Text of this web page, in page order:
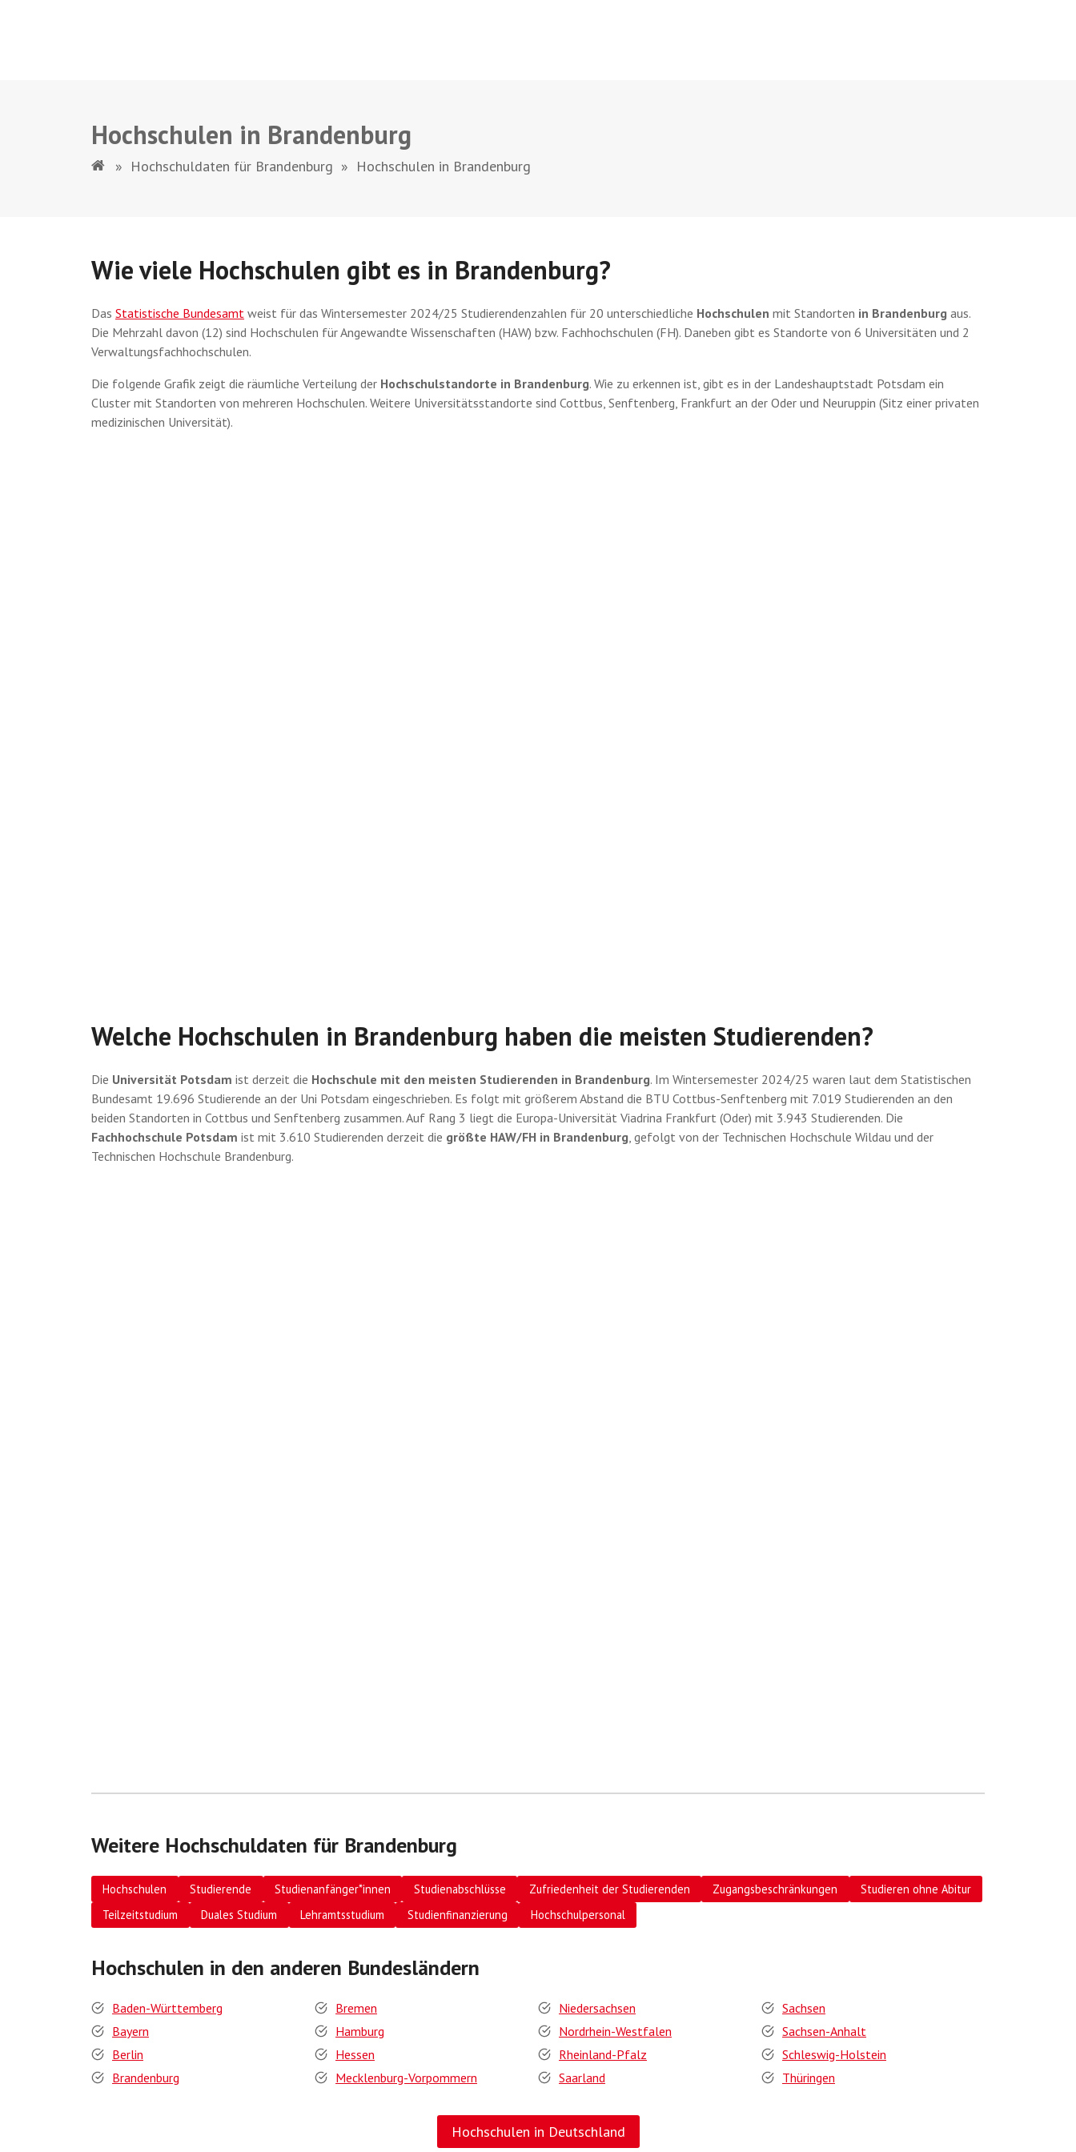
Hochschulen in Brandenburg
» Hochschuldaten für Brandenburg » Hochschulen in Brandenburg
Wie viele Hochschulen gibt es in Brandenburg?
Das Statistische Bundesamt weist für das Wintersemester 2024/25 Studierendenzahlen für 20 unterschiedliche Hochschulen mit Standorten in Brandenburg aus.
Die Mehrzahl davon (12) sind Hochschulen für Angewandte Wissenschaften (HAW) bzw. Fachhochschulen (FH). Daneben gibt es Standorte von 6 Universitäten und 2
Verwaltungsfachhochschulen.
Die folgende Grafik zeigt die räumliche Verteilung der Hochschulstandorte in Brandenburg. Wie zu erkennen ist, gibt es in der Landeshauptstadt Potsdam ein
Cluster mit Standorten von mehreren Hochschulen. Weitere Universitätsstandorte sind Cottbus, Senftenberg, Frankfurt an der Oder und Neuruppin (Sitz einer privaten
medizinischen Universität).
Welche Hochschulen in Brandenburg haben die meisten Studierenden?
Die Universität Potsdam ist derzeit die Hochschule mit den meisten Studierenden in Brandenburg. Im Wintersemester 2024/25 waren laut dem Statistischen
Bundesamt 19.696 Studierende an der Uni Potsdam eingeschrieben. Es folgt mit größerem Abstand die BTU Cottbus-Senftenberg mit 7.019 Studierenden an den
beiden Standorten in Cottbus und Senftenberg zusammen. Auf Rang 3 liegt die Europa-Universität Viadrina Frankfurt (Oder) mit 3.943 Studierenden. Die
Fachhochschule Potsdam ist mit 3.610 Studierenden derzeit die größte HAW/FH in Brandenburg, gefolgt von der Technischen Hochschule Wildau und der
Technischen Hochschule Brandenburg.
Weitere Hochschuldaten für Brandenburg
Hochschulen Studierende Studienanfänger*innen Studienabschlüsse Zufriedenheit der Studierenden Zugangsbeschränkungen
Studieren ohne Abitur
Teilzeitstudium
Duales Studium Lehramtsstudium Studienfinanzierung Hochschulpersonal
Hochschulen in den anderen Bundesländern
Baden-Württemberg
Bayern
Berlin
Brandenburg
Bremen
Hamburg
Hessen
Mecklenburg-Vorpommern
Niedersachsen
Nordrhein-Westfalen
Rheinland-Pfalz
Saarland
Sachsen
Sachsen-Anhalt
Schleswig-Holstein
Thüringen
Hochschulen in Deutschland